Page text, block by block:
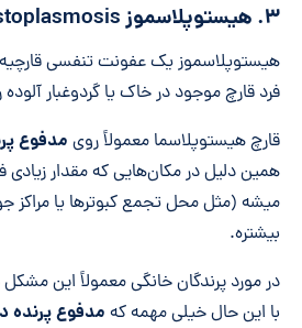
۳. هیستوپلاسموز Histoplasmosis
هیستوپلاسموز یک عفونت تنفسی
فرد قارچ موجود در خاک یا گردوغبار
قارچ هیستوپلاسما معمولاً روی مدفوع
همین دلیل در مکان‌هایی که مقدار
میشه (مثل محل تجمع کبوترها یا مراکز
بیشتره.
در مورد پرندگان خانگی معمولاً این
با این حال خیلی مهمه که مدفوع